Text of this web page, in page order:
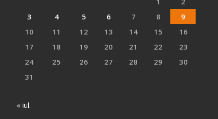
3
4 5 6 7 8
9
10
11 12 13 14 15
16
17
18 19 20 21 22
23
24
25 26 27 28 29
30
31
« iul.